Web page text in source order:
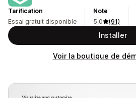
Tarification
Essai gratuit disponible
Note
5,0
(91)
Installer
Voir la boutique de